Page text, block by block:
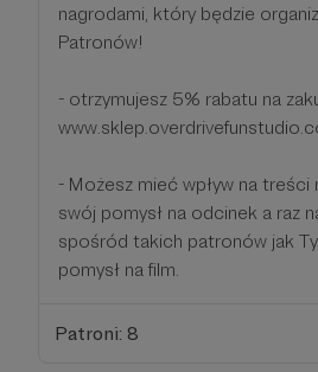
nagrodami, który będzie
Patronów!
- otrzymujesz 5% rabatu na
- Możesz mieć wpływ na treści
swój pomysł na odcinek a raz
spośród takich patronów jak
pomysł na film.
Patroni: 8